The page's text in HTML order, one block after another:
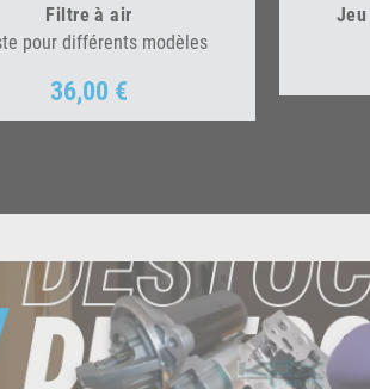
Filtre à air
pour différents modèles
Prix
36,00 €